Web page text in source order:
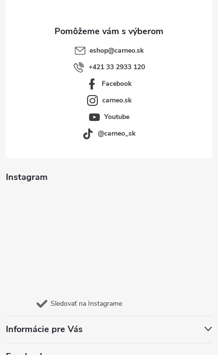
Instagram
Sledovať na Instagrame
Informácie pre Vás
eshop@carneo.sk
+421 33 2933 120
Facebook
carneo.sk
Youtube
@carneo_sk